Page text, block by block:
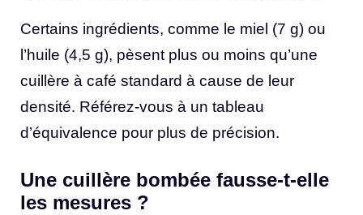
Certains ingrédients, comme le miel (7 g) ou
l’huile (4,5 g), pèsent plus ou moins qu’une
cuillère à café standard à cause de leur
densité. Référez-vous à un tableau
d’équivalence pour plus de précision.
Une cuillère bombée fausse-t-elle
les mesures ?